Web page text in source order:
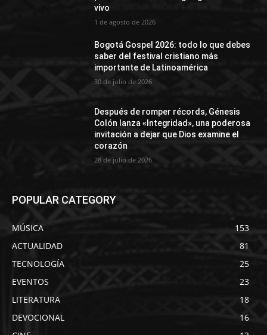
vivo
1 de agosto de 2026
Bogotá Gospel 2026: todo lo que debes
saber del festival cristiano más
importante de Latinoamérica
30 de julio de 2026
Después de romper récords, Génesis
Colón lanza «Integridad», una poderosa
invitación a dejar que Dios examine el
corazón
28 de julio de 2026
POPULAR CATEGORY
MÚSICA
153
ACTUALIDAD
81
TECNOLOGÍA
25
EVENTOS
23
LITERATURA
18
DEVOCIONAL
16